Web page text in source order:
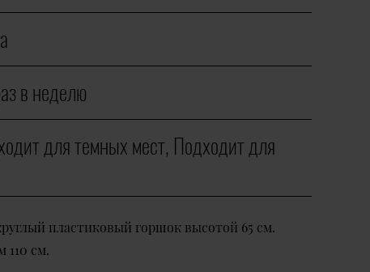
в неделю
для темных мест, Подходит для
пластиковый горшок высотой 65 см.
110 см.